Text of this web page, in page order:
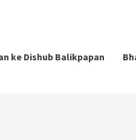
ke Dishub Balikpapan